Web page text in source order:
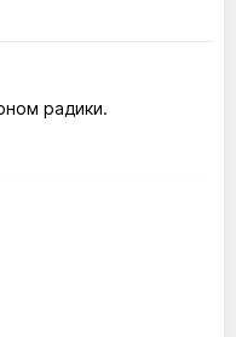
радики.
/ во главе стола).